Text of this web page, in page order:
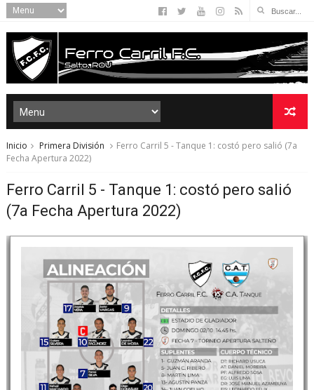
Inicio Primera División
Ferro Carril 5 - Tanque 1: costó pero salió (7a
Fecha Apertura 2022)
Ferro Carril 5 - Tanque 1: costó pero salió
(7a Fecha Apertura 2022)